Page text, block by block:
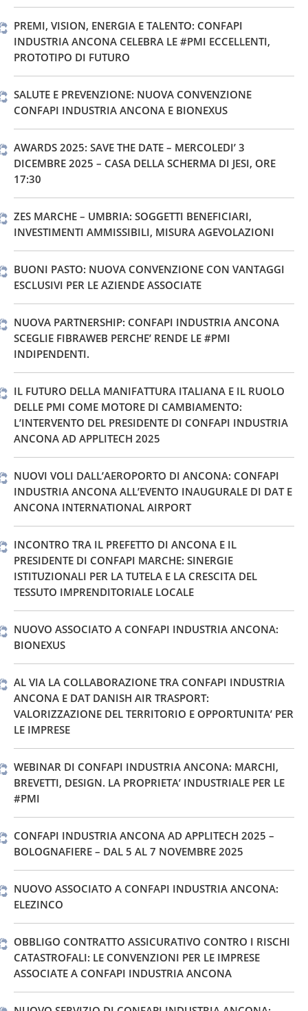
PREMI, VISION, ENERGIA E TALENTO: CONFAPI
INDUSTRIA ANCONA CELEBRA LE #PMI ECCELLENTI,
PROTOTIPO DI FUTURO
SALUTE E PREVENZIONE: NUOVA CONVENZIONE
CONFAPI INDUSTRIA ANCONA E BIONEXUS
AWARDS 2025: SAVE THE DATE – MERCOLEDI’ 3
DICEMBRE 2025 – CASA DELLA SCHERMA DI JESI, ORE
17:30
ZES MARCHE – UMBRIA: SOGGETTI BENEFICIARI,
INVESTIMENTI AMMISSIBILI, MISURA AGEVOLAZIONI
BUONI PASTO: NUOVA CONVENZIONE CON VANTAGGI
ESCLUSIVI PER LE AZIENDE ASSOCIATE
NUOVA PARTNERSHIP: CONFAPI INDUSTRIA ANCONA
SCEGLIE FIBRAWEB PERCHE’ RENDE LE #PMI
INDIPENDENTI.
IL FUTURO DELLA MANIFATTURA ITALIANA E IL RUOLO
DELLE PMI COME MOTORE DI CAMBIAMENTO:
L’INTERVENTO DEL PRESIDENTE DI CONFAPI INDUSTRIA
ANCONA AD APPLITECH 2025
NUOVI VOLI DALL’AEROPORTO DI ANCONA: CONFAPI
INDUSTRIA ANCONA ALL’EVENTO INAUGURALE DI DAT E
ANCONA INTERNATIONAL AIRPORT
INCONTRO TRA IL PREFETTO DI ANCONA E IL
PRESIDENTE DI CONFAPI MARCHE: SINERGIE
ISTITUZIONALI PER LA TUTELA E LA CRESCITA DEL
TESSUTO IMPRENDITORIALE LOCALE
NUOVO ASSOCIATO A CONFAPI INDUSTRIA ANCONA:
BIONEXUS
AL VIA LA COLLABORAZIONE TRA CONFAPI INDUSTRIA
ANCONA E DAT DANISH AIR TRASPORT:
VALORIZZAZIONE DEL TERRITORIO E OPPORTUNITA’ PER
LE IMPRESE
WEBINAR DI CONFAPI INDUSTRIA ANCONA: MARCHI,
BREVETTI, DESIGN. LA PROPRIETA’ INDUSTRIALE PER LE
#PMI
CONFAPI INDUSTRIA ANCONA AD APPLITECH 2025 –
BOLOGNAFIERE – DAL 5 AL 7 NOVEMBRE 2025
NUOVO ASSOCIATO A CONFAPI INDUSTRIA ANCONA:
ELEZINCO
OBBLIGO CONTRATTO ASSICURATIVO CONTRO I RISCHI
CATASTROFALI: LE CONVENZIONI PER LE IMPRESE
ASSOCIATE A CONFAPI INDUSTRIA ANCONA